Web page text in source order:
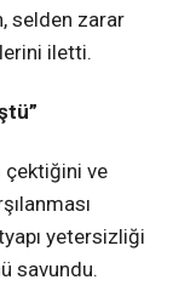
selden zarar
iletti.
çektiğini ve
yetersizliği
savundu.